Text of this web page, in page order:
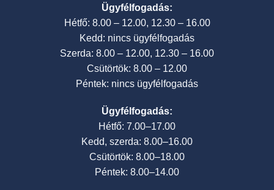
Ügyfélfogadás:
Hétfő: 8.00 – 12.00, 12.30 – 16.00
Kedd: nincs ügyfélfogadás
Szerda: 8.00 – 12.00, 12.30 – 16.00
Csütörtök: 8.00 – 12.00
Péntek: nincs ügyfélfogadás
Ügyfélfogadás:
Hétfő: 7.00–17.00
Kedd, szerda: 8.00–16.00
Csütörtök: 8.00–18.00
Péntek: 8.00–14.00